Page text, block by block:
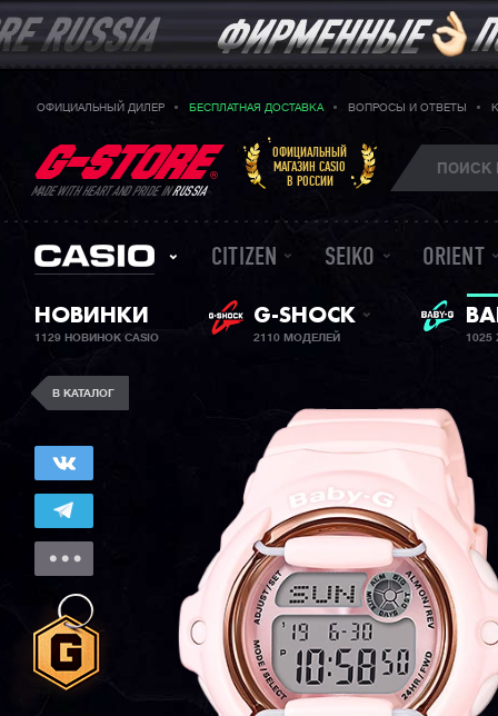
ОФИЦИАЛЬНЫЙ ДИЛЕР БЕСПЛАТНАЯ ДОСТАВКА ВОПРОСЫ И ОТВЕТЫ
MADE WITH HEART AND PRIDE INRUSSIA
ОФИЦИАЛЬНЫЙ
МАГАЗИН CASIO
В РОССИИ
CITIZEN SEIKO ORIENT
НОВИНКИ
1129 НОВИНОК CASIO
G-SHOCK
2110 МОДЕЛЕЙ
В КАТАЛОГ